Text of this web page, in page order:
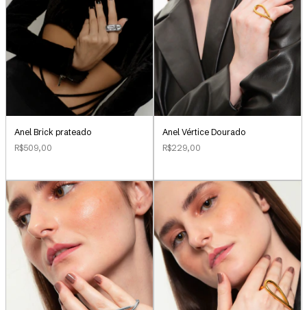
Anel Brick prateado
R$509,00
Anel Vértice Dourado
R$229,00